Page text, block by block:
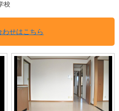
校
わせはこちら